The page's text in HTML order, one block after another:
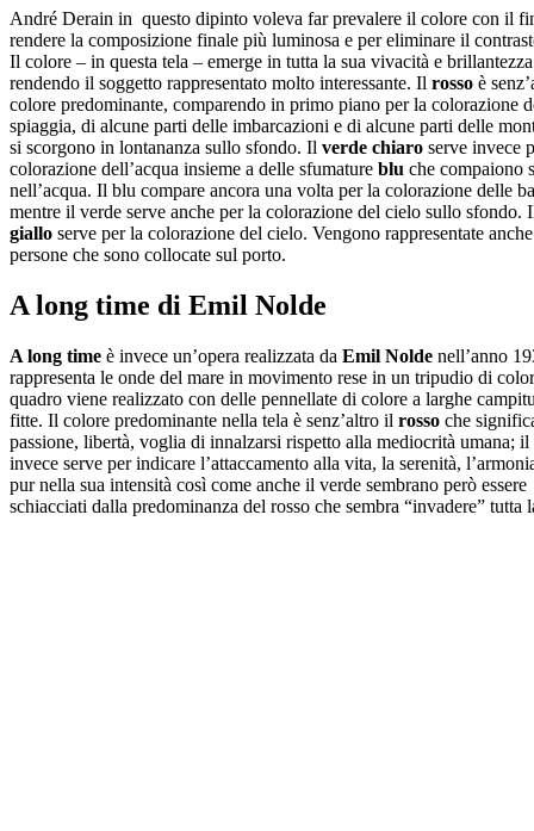
André Derain in questo dipinto voleva far prevalere il colore con il
rendere la composizione finale più luminosa e per eliminare il
Il colore – in questa tela – emerge in tutta la sua vivacità e brillantezza
rendendo il soggetto rappresentato molto interessante. Il rosso è
colore predominante, comparendo in primo piano per la colorazione
spiaggia, di alcune parti delle imbarcazioni e di alcune parti delle
si scorgono in lontananza sullo sfondo. Il verde chiaro serve invece
colorazione dell’acqua insieme a delle sfumature blu che compaiono
nell’acqua. Il blu compare ancora una volta per la colorazione delle
mentre il verde serve anche per la colorazione del cielo sullo sfondo.
giallo serve per la colorazione del cielo. Vengono rappresentate
persone che sono collocate sul porto.
A long time di Emil Nolde
A long time è invece un’opera realizzata da Emil Nolde nell’anno
rappresenta le onde del mare in movimento rese in un tripudio di
quadro viene realizzato con delle pennellate di colore a larghe
fitte. Il colore predominante nella tela è senz’altro il rosso che
passione, libertà, voglia di innalzarsi rispetto alla mediocrità umana; il
invece serve per indicare l’attaccamento alla vita, la serenità,
pur nella sua intensità così come anche il verde sembrano però essere
schiacciati dalla predominanza del rosso che sembra “invadere” tutta